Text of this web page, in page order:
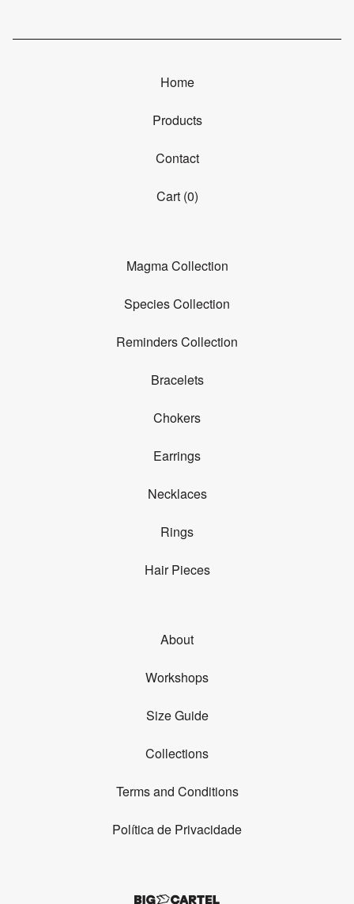
Home
Products
Contact
Cart (0)
Magma Collection
Species Collection
Reminders Collection
Bracelets
Chokers
Earrings
Necklaces
Rings
Hair Pieces
About
Workshops
Size Guide
Collections
Terms and Conditions
Política de Privacidade